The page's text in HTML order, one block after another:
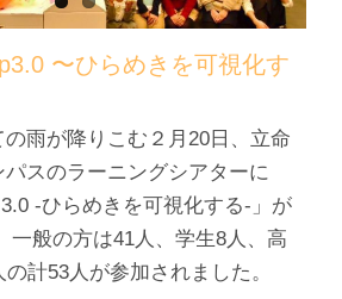
〜ひらめきを可視化す
雨が降りこむ２月20日、立命
スのラーニングシアターに
-ひらめきを可視化する-」が
一般の方は41人、学生8人、高
計53人が参加されました。